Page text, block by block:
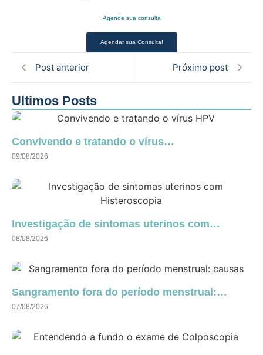
Agende sua consulta
Agendar sua Consulta!
Post anterior Próximo post
Ultimos Posts
Convivendo e tratando o vírus…
09/08/2026
Investigação de sintomas uterinos com…
08/08/2026
Sangramento fora do período menstrual:…
07/08/2026